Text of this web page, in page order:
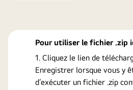
Pour utiliser le fichier .zip
Cliquez le lien de
Enregistrer lorsque vous y
d’exécuter un fichier .zip